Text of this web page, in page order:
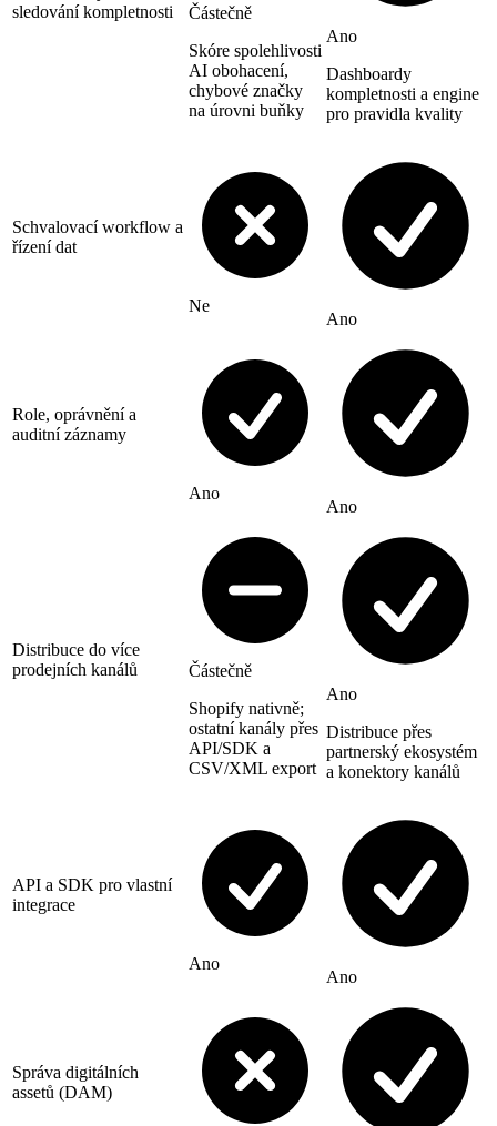
sledování kompletnosti
Částečně
Skóre spolehlivosti
AI obohacení,
chybové značky
na úrovni buňky
Ano
Dashboardy
kompletnosti a engine
pro pravidla kvality
Schvalovací workflow a
řízení dat
Ne
Ano
Role, oprávnění a
auditní záznamy
Ano
Ano
Distribuce do více
prodejních kanálů
Částečně
Shopify nativně;
ostatní kanály přes
API/SDK a
CSV/XML export
Ano
Distribuce přes
partnerský ekosystém
a konektory kanálů
API a SDK pro vlastní
integrace
Ano
Ano
Správa digitálních
assetů (DAM)